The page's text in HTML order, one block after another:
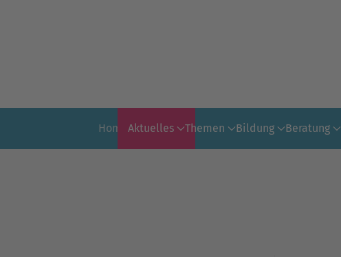
Home Aktuelles Themen Bildung Beratung